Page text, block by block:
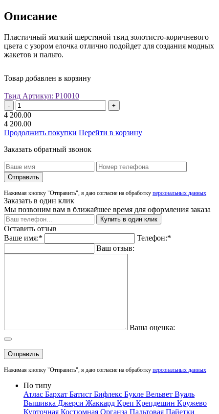
Описание
Пластичный мягкий шерстяной твид золотисто-коричневого
цвета с узором елочка отлично подойдет для создания модных
жакетов и пальто.
Товар добавлен в корзину
Твид Артикул: Р10010
- +
4 200.00
4 200.00
Продолжить покупки Перейти в корзину
Заказать обратный звонок
Отправить
Нажимая кнопку "Отправить", я даю согласие на обработку персональных данных
Заказать в один клик
Мы позвоним вам в ближайшее время для оформления заказа
Купить в один клик
Оставить отзыв
Ваше имя:*
Телефон:*
Ваш отзыв:
Ваша оценка:
Отправить
Нажимая кнопку "Отправить", я даю согласие на обработку персональных данных
По типу
Атлас Бархат Батист Бифлекс Букле Вельвет Вуаль
Вышивка Джерси Жаккард Креп Крепдешин Кружево
Курточная Костюмная Органза Пальтовая Пайетки